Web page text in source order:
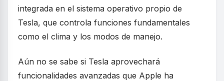
integrada en el sistema operativo propio de
Tesla, que controla funciones fundamentales
como el clima y los modos de manejo.
Aún no se sabe si Tesla aprovechará
funcionalidades avanzadas que Apple ha